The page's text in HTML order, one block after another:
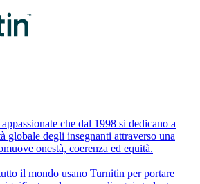
che dal 1998 si dedicano a
globale degli insegnanti attraverso una
onestà, coerenza ed equità.
il mondo usano Turnitin per portare